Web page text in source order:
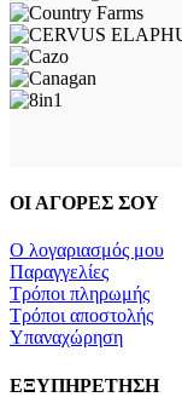
ΟΙ ΑΓΟΡΕΣ ΣΟΥ
Ο λογαριασμός μου
Παραγγελίες
Τρόποι πληρωμής
Τρόποι αποστολής
Υπαναχώρηση
ΕΞΥΠΗΡΕΤΗΣΗ